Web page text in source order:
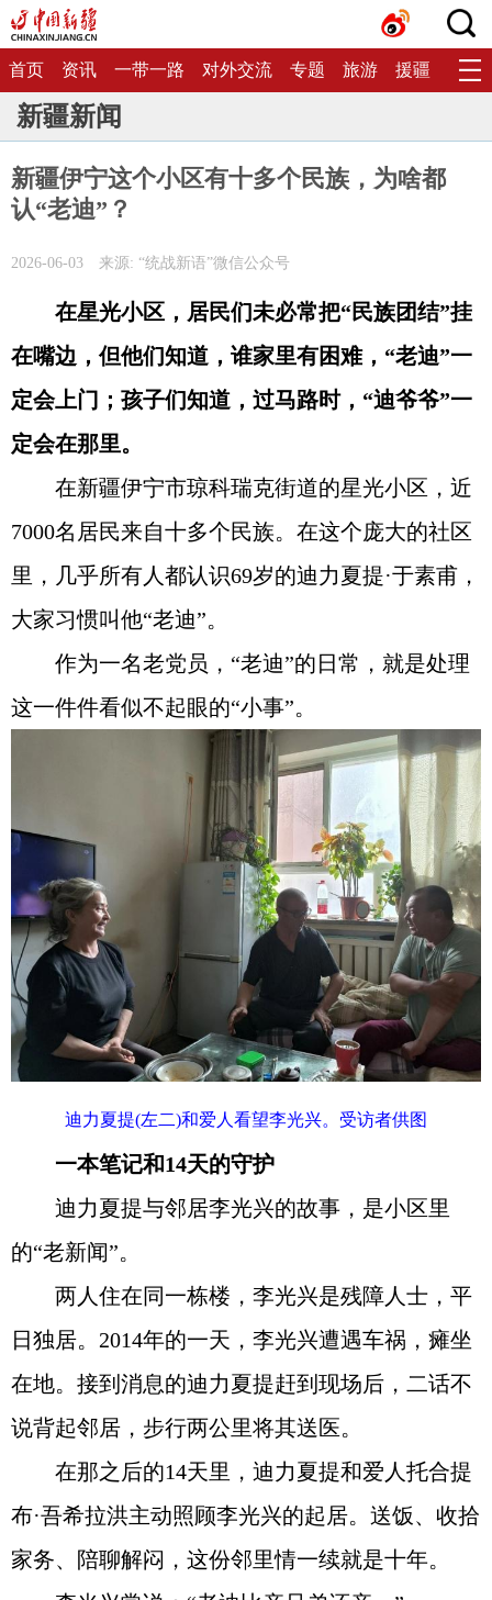
首页 资讯 一带一路 对外交流 专题 旅游 援疆 生态
新疆新闻
新疆伊宁这个小区有十多个民族，为啥都
认“老迪”？
2026-06-03 来源: “统战新语”微信公众号
在星光小区，居民们未必常把“民族团结”挂
在嘴边，但他们知道，谁家里有困难，“老迪”一
定会上门；孩子们知道，过马路时，“迪爷爷”一
定会在那里。
在新疆伊宁市琼科瑞克街道的星光小区，近
7000名居民来自十多个民族。在这个庞大的社区
里，几乎所有人都认识69岁的迪力夏提·于素甫，
大家习惯叫他“老迪”。
作为一名老党员，“老迪”的日常，就是处理
这一件件看似不起眼的“小事”。
迪力夏提(左二)和爱人看望李光兴。受访者供图
一本笔记和14天的守护
迪力夏提与邻居李光兴的故事，是小区里
的“老新闻”。
两人住在同一栋楼，李光兴是残障人士，平
日独居。2014年的一天，李光兴遭遇车祸，瘫坐
在地。接到消息的迪力夏提赶到现场后，二话不
说背起邻居，步行两公里将其送医。
在那之后的14天里，迪力夏提和爱人托合提
布·吾希拉洪主动照顾李光兴的起居。送饭、收拾
家务、陪聊解闷，这份邻里情一续就是十年。